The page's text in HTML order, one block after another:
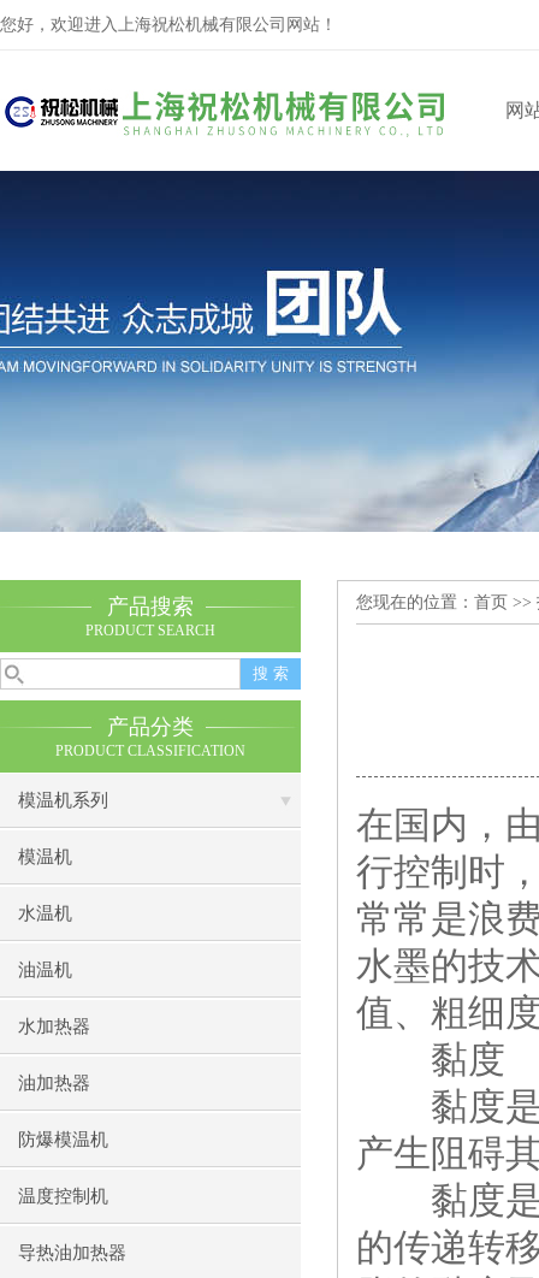
您好，欢迎进入上海祝松机械有限公司网站！
网
产品搜索
PRODUCT SEARCH
产品分类
PRODUCT CLASSIFICATION
模温机系列
模温机
水温机
油温机
水加热器
油加热器
防爆模温机
温度控制机
导热油加热器
您现在的位置： 首页 >>
在国内，
行控制时
常常是浪
水墨的技
值、粗细
黏度
黏度是
产生阻碍
黏度是
的传递转